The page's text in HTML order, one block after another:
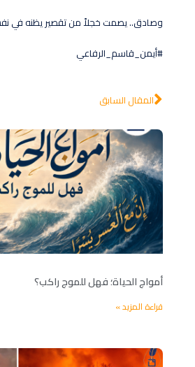
وصادق.. يصمت خجلاً من تقصير يظنه في
#أيمن_قاسم_الرفاعي
Prev
المقال السابق
أمواج الحياة؛ فهل للموج راكب؟
قراءة المزيد »